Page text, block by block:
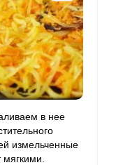
2.8 3.9
107.2 150.9
6.5 9.1
в нее
измельченные